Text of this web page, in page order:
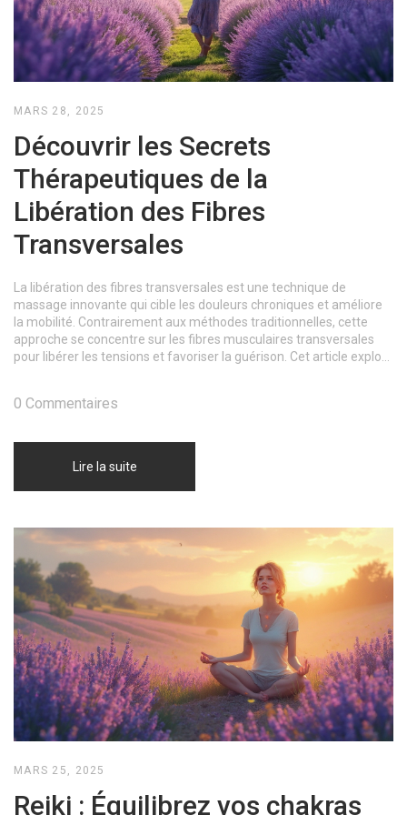
MARS 28, 2025
Découvrir les Secrets
Thérapeutiques de la
Libération des Fibres
Transversales
La libération des fibres transversales est une technique de
massage innovante qui cible les douleurs chroniques et améliore
la mobilité. Contrairement aux méthodes traditionnelles, cette
approche se concentre sur les fibres musculaires transversales
pour libérer les tensions et favoriser la guérison. Cet article explore
Lire la suite
0 Commentaires
MARS 25, 2025
Reiki : Équilibrez vos chakras